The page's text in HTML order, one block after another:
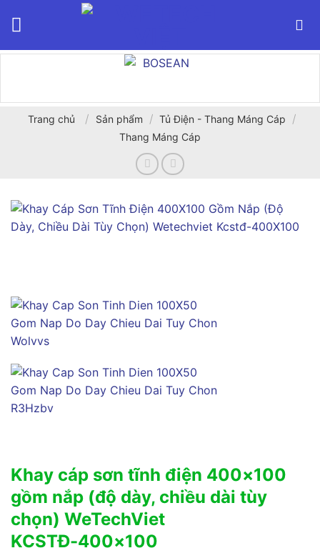
Trang chủ / Sản phẩm / Tủ Điện - Thang Máng Cáp /
Thang Máng Cáp
Khay cáp sơn tĩnh điện 400×100
gồm nắp (độ dày, chiều dài tùy
chọn) WeTechViet
KCSTĐ-400×100